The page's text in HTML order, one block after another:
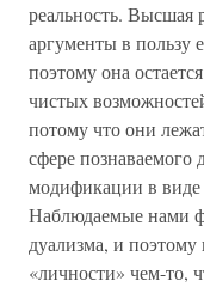
реальность. Высшая
аргументы в пользу
поэтому она
чистых
потому что они
сфере познаваемого
модификации в виде
Наблюдаемые нами
дуализма, и поэтому
«личности» чем-то,